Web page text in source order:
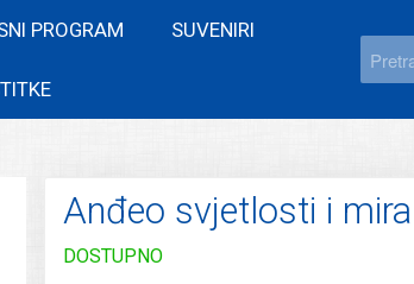
PROGRAM SUVENIRI
Anđeo svjetlosti i
DOSTUPNO